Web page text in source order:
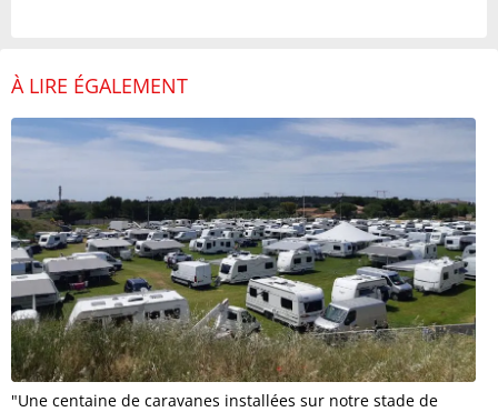
À LIRE ÉGALEMENT
"Une centaine de caravanes installées sur notre stade de